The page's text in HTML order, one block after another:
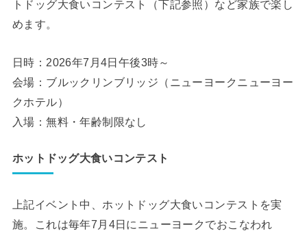
トドッグ大食いコンテスト（下記参照）など家族で楽し
めます。
日時：2026年7月4日午後3時～
会場：ブルックリンブリッジ（ニューヨークニューヨー
クホテル）
入場：無料・年齢制限なし
ホットドッグ大食いコンテスト
上記イベント中、ホットドッグ大食いコンテストを実
施。これは毎年7月4日にニューヨークでおこなわれ